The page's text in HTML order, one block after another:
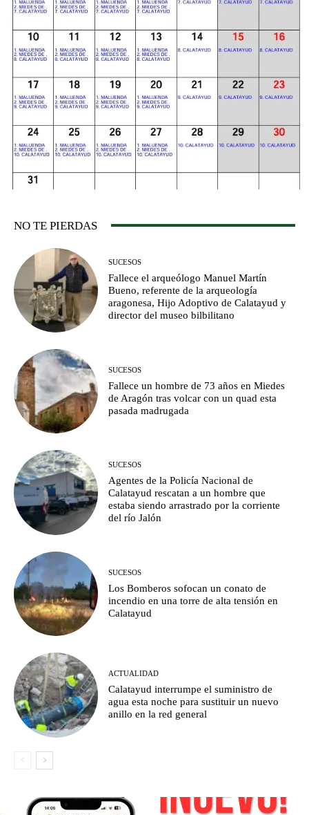
NO TE PIERDAS
SUCESOS
Fallece el arqueólogo Manuel Martín
Bueno, referente de la arqueología
aragonesa, Hijo Adoptivo de Calatayud y
director del museo bilbilitano
SUCESOS
Fallece un hombre de 73 años en Miedes
de Aragón tras volcar con un quad esta
pasada madrugada
SUCESOS
Agentes de la Policía Nacional de
Calatayud rescatan a un hombre que
estaba siendo arrastrado por la corriente
del río Jalón
SUCESOS
Los Bomberos sofocan un conato de
incendio en una torre de alta tensión en
Calatayud
ACTUALIDAD
Calatayud interrumpe el suministro de
agua esta noche para sustituir un nuevo
anillo en la red general